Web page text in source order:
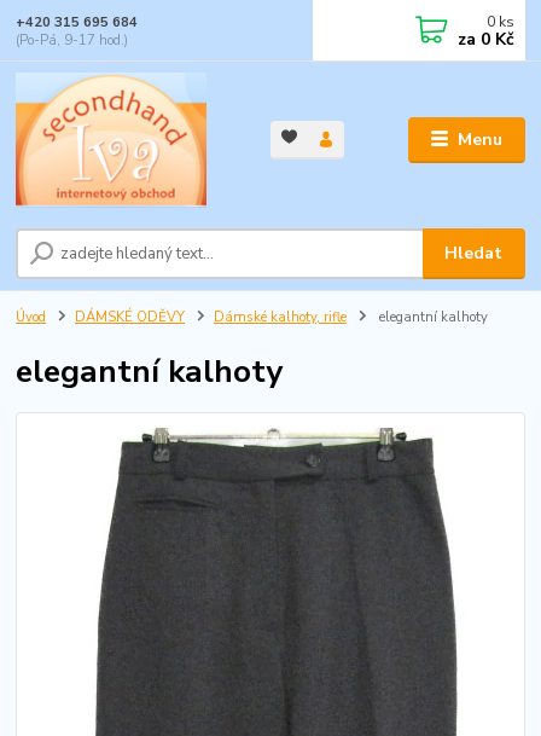
Menu
Hledat
+420 315 695 684
(Po-Pá, 9-17 hod.)
0 ks
za 0 Kč
Úvod DÁMSKÉ ODĚVY Dámské kalhoty, rifle elegantní kalhoty
elegantní kalhoty